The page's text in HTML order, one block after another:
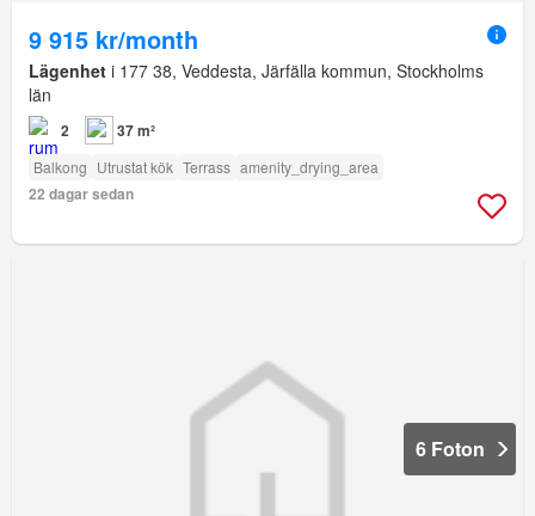
9 915 kr/month
Lägenhet i 177 38, Veddesta, Järfälla kommun, Stockholms
län
2 37 m²
Balkong Utrustat kök Terrass amenity_drying_area
22 dagar sedan
6 Foton